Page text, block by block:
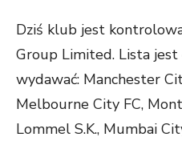
Dziś klub jest
Group Limited. Lista jest
wydawać: Manchester
Melbourne City FC,
Lommel S.K., Mumbai